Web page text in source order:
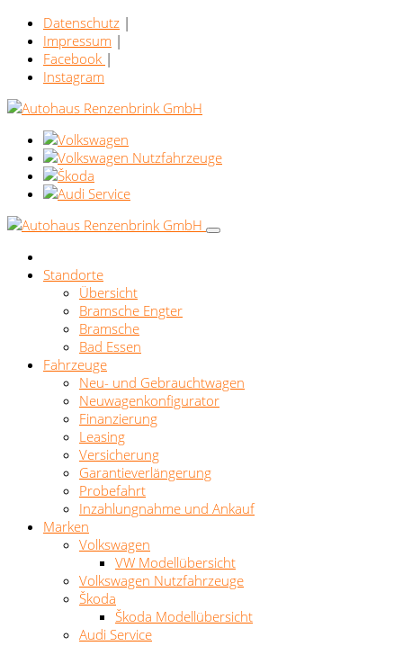
Datenschutz |
Impressum |
Facebook |
Instagram
Standorte
Übersicht
Bramsche Engter
Bramsche
Bad Essen
Fahrzeuge
Neu- und Gebrauchtwagen
Neuwagenkonfigurator
Finanzierung
Leasing
Versicherung
Garantieverlängerung
Probefahrt
Inzahlungnahme und Ankauf
Marken
Volkswagen
VW Modellübersicht
Volkswagen Nutzfahrzeuge
Škoda
Škoda Modellübersicht
Audi Service